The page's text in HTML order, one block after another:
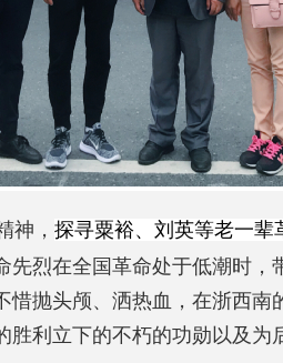
神， 探寻粟裕、刘英等老一辈
先烈在全国革命处于低潮时，
惜抛头颅、洒热血，在浙西南
胜利立下的不朽的功勋以及